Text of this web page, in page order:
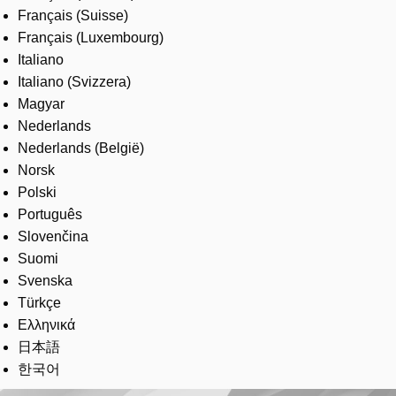
Français (Suisse)
Français (Luxembourg)
Italiano
Italiano (Svizzera)
Magyar
Nederlands
Nederlands (België)
Norsk
Polski
Português
Slovenčina
Suomi
Svenska
Türkçe
Ελληνικά
日本語
한국어